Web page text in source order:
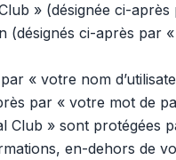
» (désignée ci-
ci-après par «
« votre nom
par « votre mot de
» sont protégées
en-dehors de